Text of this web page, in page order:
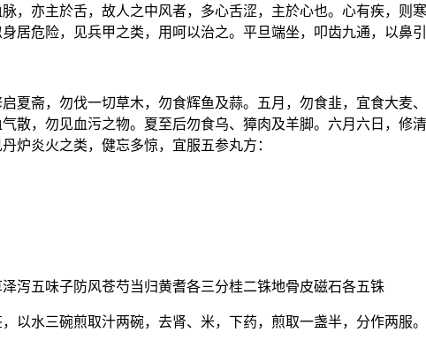
，亦主於舌，故人之中风者，多心舌涩，主於心也。心有疾，则
居危险，见兵甲之类，用呵以治之。平旦端坐，叩齿九通，以鼻
夏斋，勿伐一切草木，勿食辉鱼及蒜。五月，勿食韭，宜食大麦
散，勿见血污之物。夏至后勿食乌、獐肉及羊脚。六月六日，修
炉炎火之类，健忘多惊，宜服五参丸方：
泻五味子防风苍芍当归黄耆各三分桂二铢地骨皮磁石各五铢
以水三碗煎取汁两碗，去肾、米，下药，煎取一盏半，分作两服